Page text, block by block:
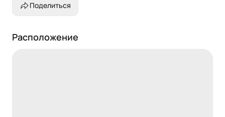
Поделиться
Расположение